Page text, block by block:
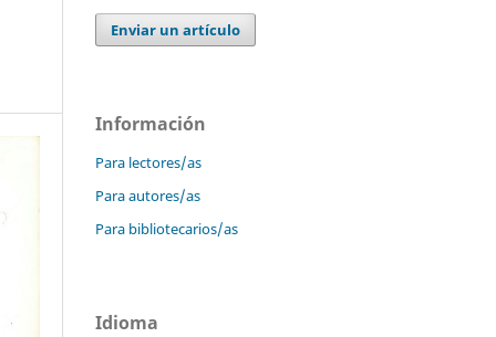
Enviar un artículo
Información
Para lectores/as
Para autores/as
Para bibliotecarios/as
Idioma